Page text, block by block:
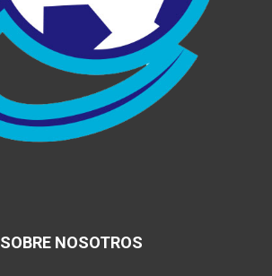
SOBRE NOSOTROS